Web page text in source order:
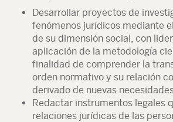
Desarrollar proyectos de
fenómenos jurídicos mediante
de su dimensión social, con
aplicación de la metodología
finalidad de comprender la
orden normativo y su relación
derivado de nuevas
Redactar instrumentos legales
relaciones jurídicas de las